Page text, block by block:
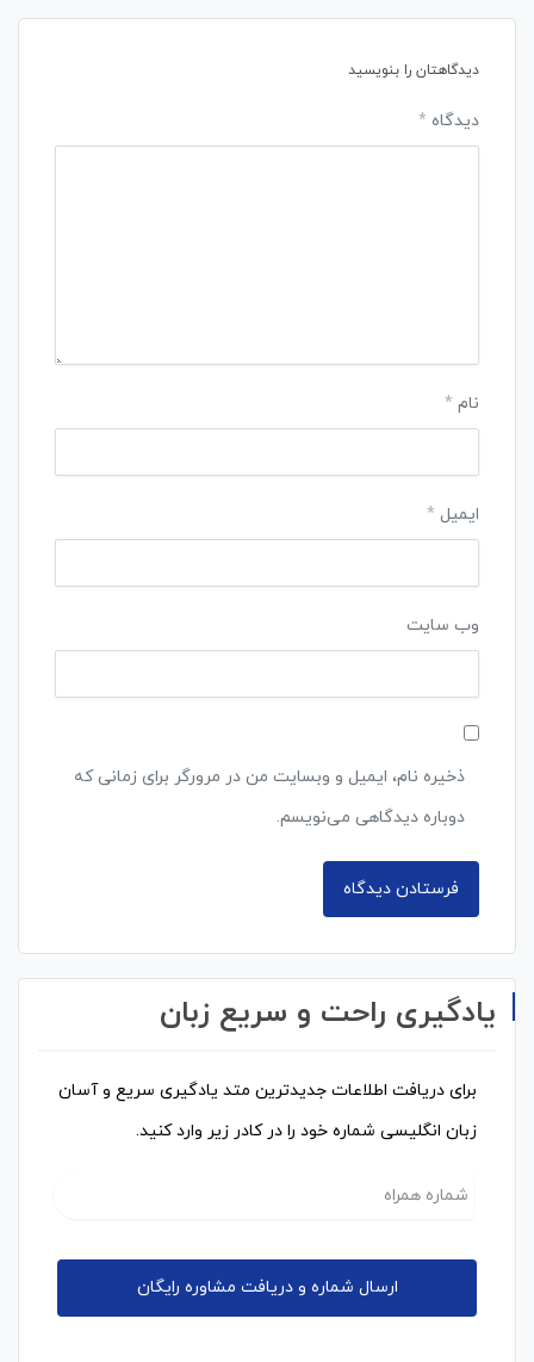
دیدگاهتان را بنویسید
دیدگاه *
نام *
ایمیل *
وب‌ سایت
ذخیره نام، ایمیل و وبسایت من در مرورگر برای زمانی که
دوباره دیدگاهی می‌نویسم.
یادگیری راحت و سریع زبان
برای دریافت اطلاعات جدیدترین متد یادگیری سریع و آسان
زبان انگلیسی شماره خود را در کادر زیر وارد کنید.